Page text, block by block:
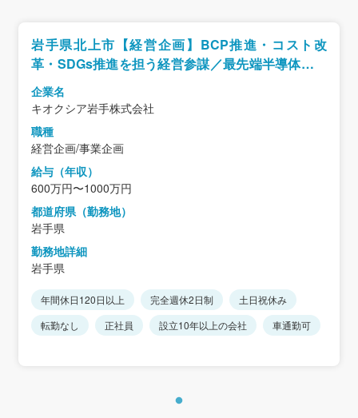
岩手県北上市【経営企画】BCP推進・コスト改
革・SDGs推進を担う経営参謀／最先端半導体メー
カー／年休125日
企業名
キオクシア岩手株式会社
職種
経営企画/事業企画
給与（年収）
600万円〜1000万円
都道府県（勤務地）
岩手県
勤務地詳細
岩手県
年間休日120日以上 完全週休2日制
土日祝休み
転勤なし
正社員 設立10年以上の会社 車通勤可